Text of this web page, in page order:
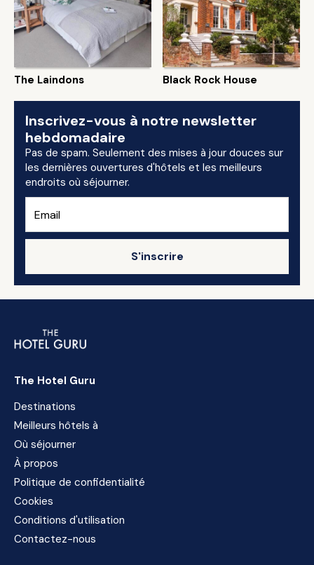
The Laindons Black Rock House
Inscrivez-vous à notre newsletter
hebdomadaire
Pas de spam. Seulement des mises à jour douces sur
les dernières ouvertures d'hôtels et les meilleurs
endroits où séjourner.
S'inscrire
The Hotel Guru
Destinations
Meilleurs hôtels à
Où séjourner
À propos
Politique de confidentialité
Cookies
Conditions d'utilisation
Contactez-nous